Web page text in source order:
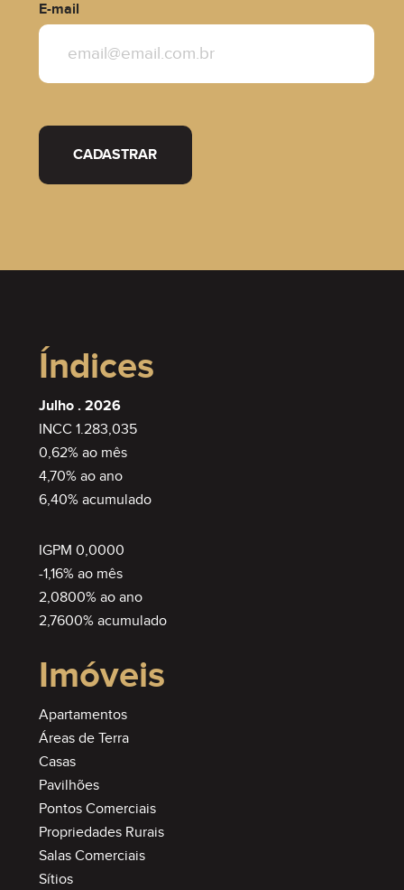
E-mail
CADASTRAR
Índices
Julho . 2026
INCC 1.283,035
0,62% ao mês
4,70% ao ano
6,40% acumulado
IGPM 0,0000
-1,16% ao mês
2,0800% ao ano
2,7600% acumulado
Imóveis
Apartamentos
Áreas de Terra
Casas
Pavilhões
Pontos Comerciais
Propriedades Rurais
Salas Comerciais
Sítios